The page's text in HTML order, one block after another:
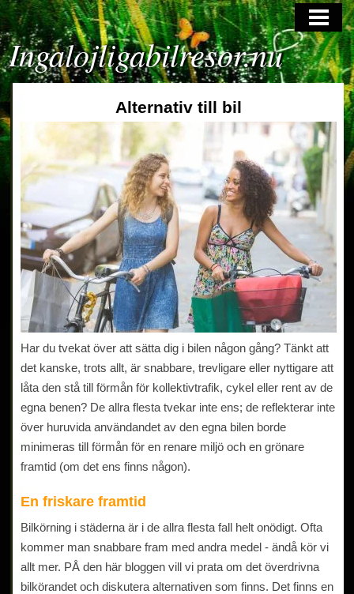
HOME
Ingalojligabilresor.nu
Alternativ till bil
Har du tvekat över att sätta dig i bilen någon gång? Tänkt att
det kanske, trots allt, är snabbare, trevligare eller nyttigare att
låta den stå till förmån för kollektivtrafik, cykel eller rent av de
egna benen? De allra flesta tvekar inte ens; de reflekterar inte
över huruvida användandet av den egna bilen borde
minimeras till förmån för en renare miljö och en grönare
framtid (om det ens finns någon).
En friskare framtid
Bilkörning i städerna är i de allra flesta fall helt onödigt. Ofta
kommer man snabbare fram med andra medel - ändå kör vi
allt mer. PÅ den här bloggen vill vi prata om det överdrivna
bilkörandet och diskutera alternativen som finns. Det finns en